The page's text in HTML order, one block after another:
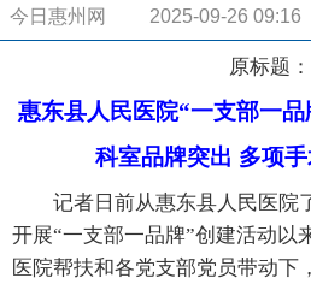
今日惠州网 2025-09-26 09:16
原标题：
惠东县人民医院“一支部一
科室品牌突出 多项
记者日前从惠东县人民医院
开展“一支部一品牌”创建活动以
医院帮扶和各党支部党员带动下